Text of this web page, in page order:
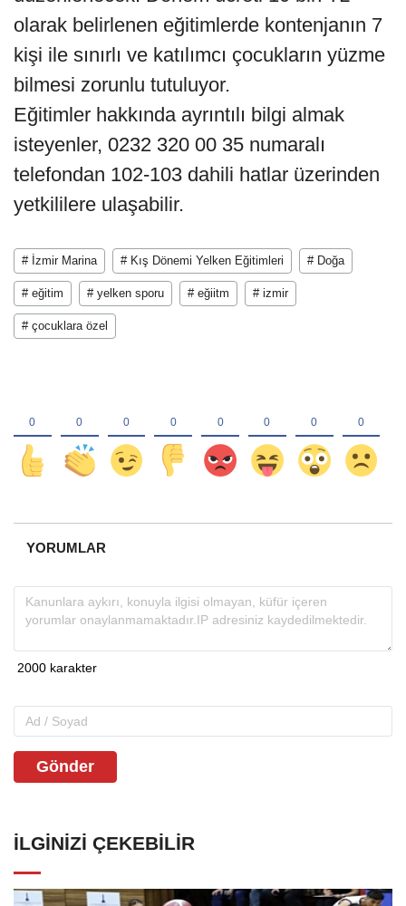
olarak belirlenen eğitimlerde kontenjanın 7
kişi ile sınırlı ve katılımcı çocukların yüzme
bilmesi zorunlu tutuluyor.
Eğitimler hakkında ayrıntılı bilgi almak
isteyenler, 0232 320 00 35 numaralı
telefondan 102-103 dahili hatlar üzerinden
yetkililere ulaşabilir.
# İzmir Marina # Kış Dönemi Yelken Eğitimleri # Doğa
# eğitim # yelken sporu # eğiitm # izmir
# çocuklara özel
YORUMLAR
Gönder
İLGINIZI ÇEKEBILIR